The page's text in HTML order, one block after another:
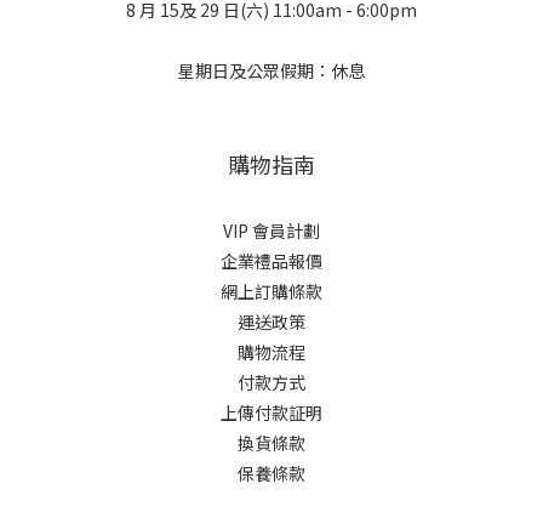
8 月 15及 29 日(六) 11:00am - 6:00pm
星期日及公眾假期：休息
購物指南
VIP 會員計劃
企業禮品報價
網上訂購條款
運送政策
購物流程
付款方式
上傳付款証明
換貨條款
保養條款